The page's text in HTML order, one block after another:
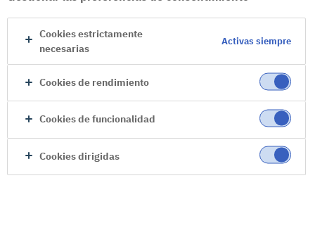
Cookies estrictamente
necesarias
Activas siempre
Cookies de rendimiento
Cookies de funcionalidad
Cookies dirigidas